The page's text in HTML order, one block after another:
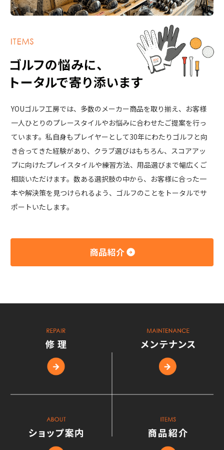
YOUゴルフ工房では、多数のメーカー商品を取り揃え、お客様
一人ひとりのプレースタイルやお悩みに合わせたご提案を行っ
ています。私自身もプレイヤーとして30年にわたりゴルフと向
き合ってきた経験があり、クラブ選びはもちろん、スコアアッ
プに向けたプレイスタイルや練習方法、用品選びまで幅広くご
相談いただけます。数ある選択肢の中から、お客様に合った一
本や解決策を見つけられるよう、ゴルフのことをトータルでサ
ポートいたします。